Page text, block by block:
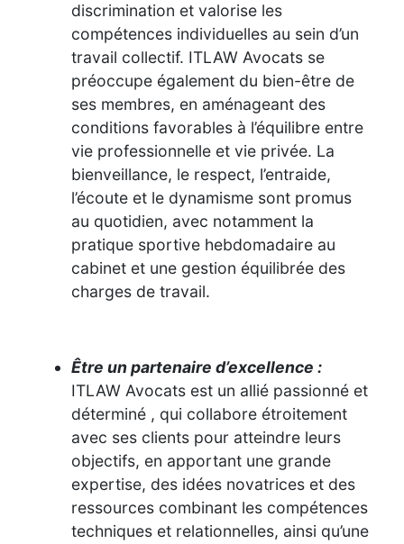
discrimination et valorise les
compétences individuelles au sein d’un
travail collectif. ITLAW Avocats se
préoccupe également du bien-être de
ses membres, en aménageant des
conditions favorables à l’équilibre entre
vie professionnelle et vie privée. La
bienveillance, le respect, l’entraide,
l’écoute et le dynamisme sont promus
au quotidien, avec notamment la
pratique sportive hebdomadaire au
cabinet et une gestion équilibrée des
charges de travail.
Être un partenaire d’excellence :
ITLAW Avocats est un allié passionné et
déterminé , qui collabore étroitement
avec ses clients pour atteindre leurs
objectifs, en apportant une grande
expertise, des idées novatrices et des
ressources combinant les compétences
techniques et relationnelles, ainsi qu’une